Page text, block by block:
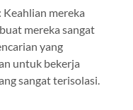
Keahlian mereka
mereka sangat
yang
untuk bekerja
sangat terisolasi.